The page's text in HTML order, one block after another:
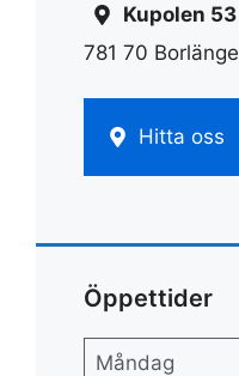
Kupolen 53
781 70 Borlänge
Hitta oss
Öppettider
Måndag